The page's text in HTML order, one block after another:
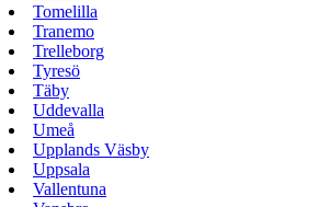
Tomelilla
Tranemo
Trelleborg
Tyresö
Täby
Uddevalla
Umeå
Upplands Väsby
Uppsala
Vallentuna